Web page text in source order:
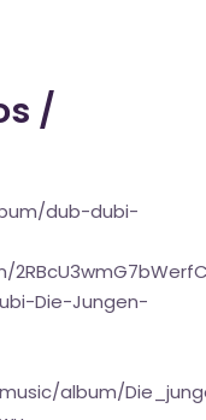
/
dub-dubi-
Die-Jungen-
album/